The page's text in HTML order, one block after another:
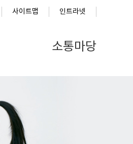
사이트맵 인트라넷
소통마당